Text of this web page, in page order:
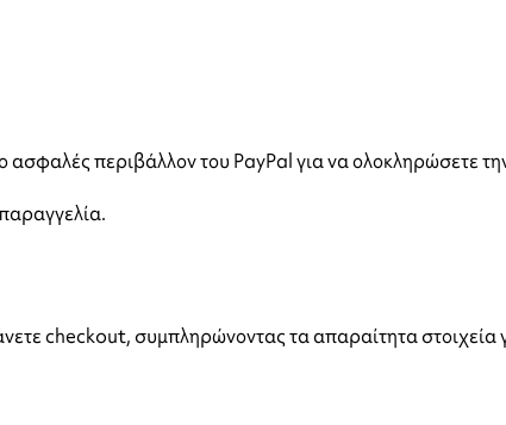
ασφαλές περιβάλλον του PayPal για να ολοκληρώσετε
checkout, συμπληρώνοντας τα απαραίτητα στοιχεία